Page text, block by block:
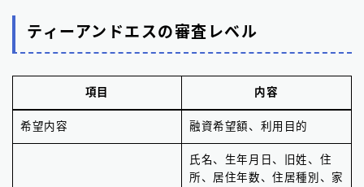
ティーアンドエスの審査レベル
項目 内容
希望内容 融資希望額、利用目的
氏名、生年月日、旧姓、住
所、居住年数、住居種別、家